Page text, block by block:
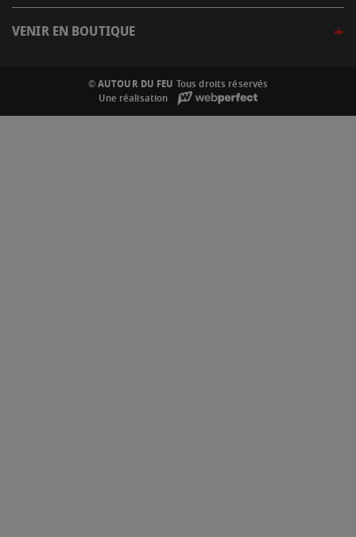
VENIR EN BOUTIQUE
© AUTOUR DU FEU Tous droits réservés
Une réalisation